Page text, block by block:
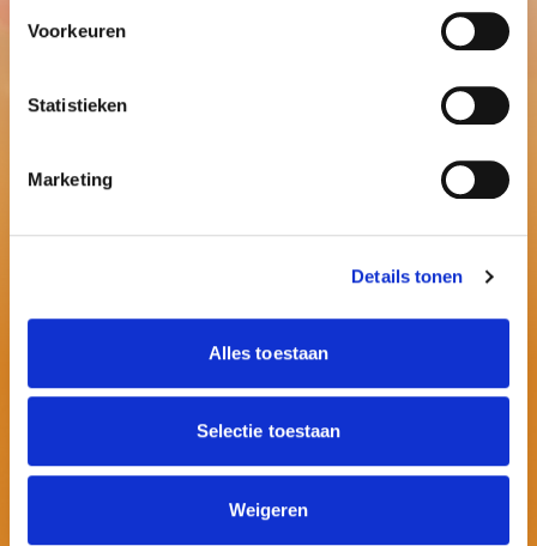
Voorkeuren
Statistieken
Marketing
Details tonen
Alles toestaan
Selectie toestaan
Weigeren
Contactinformatie
info@ballonnenpartners.nl
T:06 - 394 489 21